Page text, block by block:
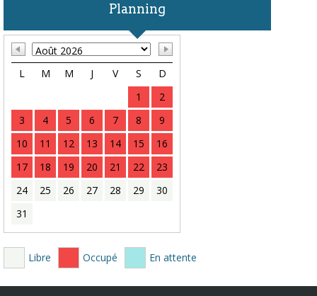
Planning
L M M J V S
D
1
2
3
4 5 6 7 8
9
10
11 12 13 14 15
16
17
18 19 20 21 22
23
24
25 26 27 28 29
30
31
Libre Occupé En attente